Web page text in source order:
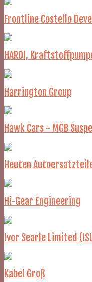
Frontline Costello
HARDI,
Harrington Group
Hawk Cars - MGB
Heuten
Hi-Gear Engineering
Ivor Searle Limited
Kabel Groß